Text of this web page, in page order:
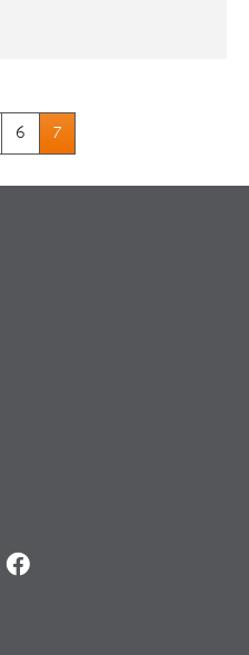
6 7
Facebook
mibew_locale, mibew-
nutzen zu können.
frame-style-
mibew_locale = 3